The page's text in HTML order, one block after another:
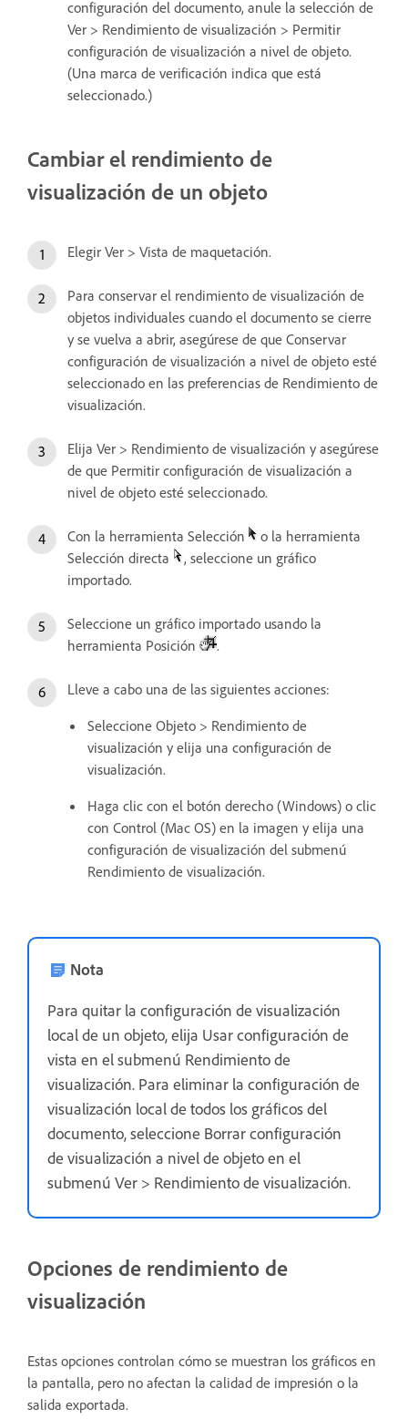
configuración del documento, anule la selección de
Ver > Rendimiento de visualización > Permitir
configuración de visualización a nivel de objeto.
(Una marca de verificación indica que está
seleccionado.)
Cambiar el rendimiento de
visualización de un objeto
Elegir Ver > Vista de maquetación.
Para conservar el rendimiento de visualización de
objetos individuales cuando el documento se cierre
y se vuelva a abrir, asegúrese de que Conservar
configuración de visualización a nivel de objeto esté
seleccionado en las preferencias de Rendimiento de
visualización.
Elija Ver > Rendimiento de visualización y asegúrese
de que Permitir configuración de visualización a
nivel de objeto esté seleccionado.
Con la herramienta Selección
o la herramienta
Selección directa
, seleccione un gráfico
importado.
Seleccione un gráfico importado usando la
herramienta Posición
.
Lleve a cabo una de las siguientes acciones:
Seleccione Objeto > Rendimiento de
visualización y elija una configuración de
visualización.
Haga clic con el botón derecho (Windows) o clic
con Control (Mac OS) en la imagen y elija una
configuración de visualización del submenú
Rendimiento de visualización.
Nota
Para quitar la configuración de visualización
local de un objeto, elija Usar configuración de
vista en el submenú Rendimiento de
visualización. Para eliminar la configuración de
visualización local de todos los gráficos del
documento, seleccione Borrar configuración
de visualización a nivel de objeto en el
submenú Ver > Rendimiento de visualización.
Opciones de rendimiento de
visualización
Estas opciones controlan cómo se muestran los gráficos en
la pantalla, pero no afectan la calidad de impresión o la
salida exportada.